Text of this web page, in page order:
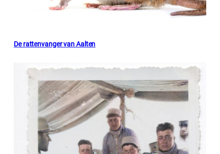
De rattenvanger van Aalten